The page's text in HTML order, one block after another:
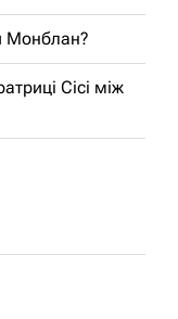
Монблан?
Сісі між